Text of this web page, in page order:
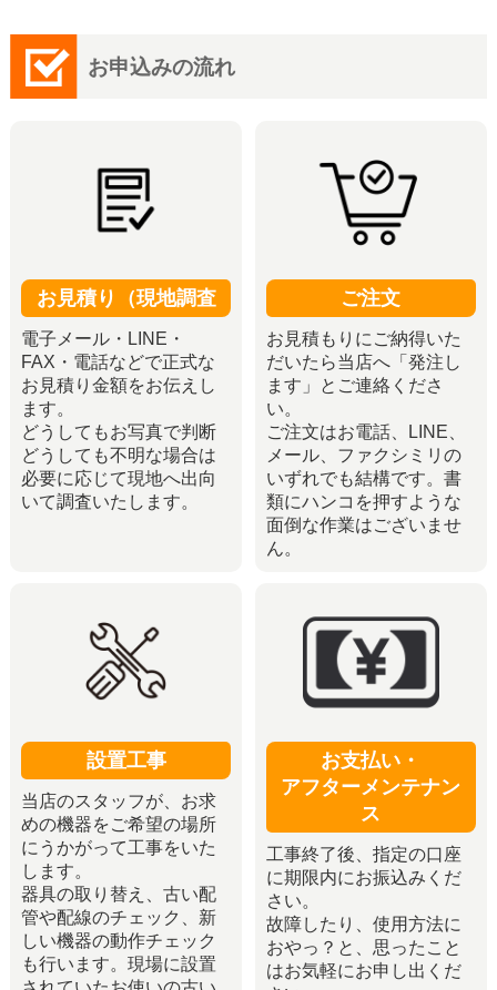
お申込みの流れ
お見積り（現地調査
電子メール・LINE・
FAX・電話などで正式な
お見積り金額をお伝えし
ます。
どうしてもお写真で判断
どうしても不明な場合は
必要に応じて現地へ出向
いて調査いたします。
ご注文
お見積もりにご納得いた
だいたら当店へ「発注し
ます」とご連絡くださ
い。
ご注文はお電話、LINE、
メール、ファクシミリの
いずれでも結構です。書
類にハンコを押すような
面倒な作業はございませ
ん。
設置工事
当店のスタッフが、お求
めの機器をご希望の場所
にうかがって工事をいた
します。
器具の取り替え、古い配
管や配線のチェック、新
しい機器の動作チェック
も行います。現場に設置
お支払い・
アフターメンテナン
ス
工事終了後、指定の口座
に期限内にお振込みくだ
さい。
故障したり、使用方法に
おやっ？と、思ったこと
はお気軽にお申し出くだ